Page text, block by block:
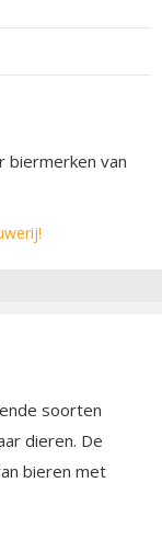
biermerken van
soorten
dieren. De
bieren met